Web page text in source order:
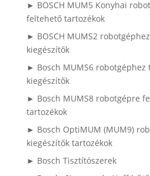
► BOSCH MUM5 Konyhai
feltehető tartozékok
► BOSCH MUMS2
kiegészítők
► Bosch MUMS6 robotgéphez
kiegészítők
► Bosch MUMS8 robotgépre
tartozékok
► Bosch OptiMUM (MUM9)
kiegészítők tartozékok
► Bosch Tisztítószerek